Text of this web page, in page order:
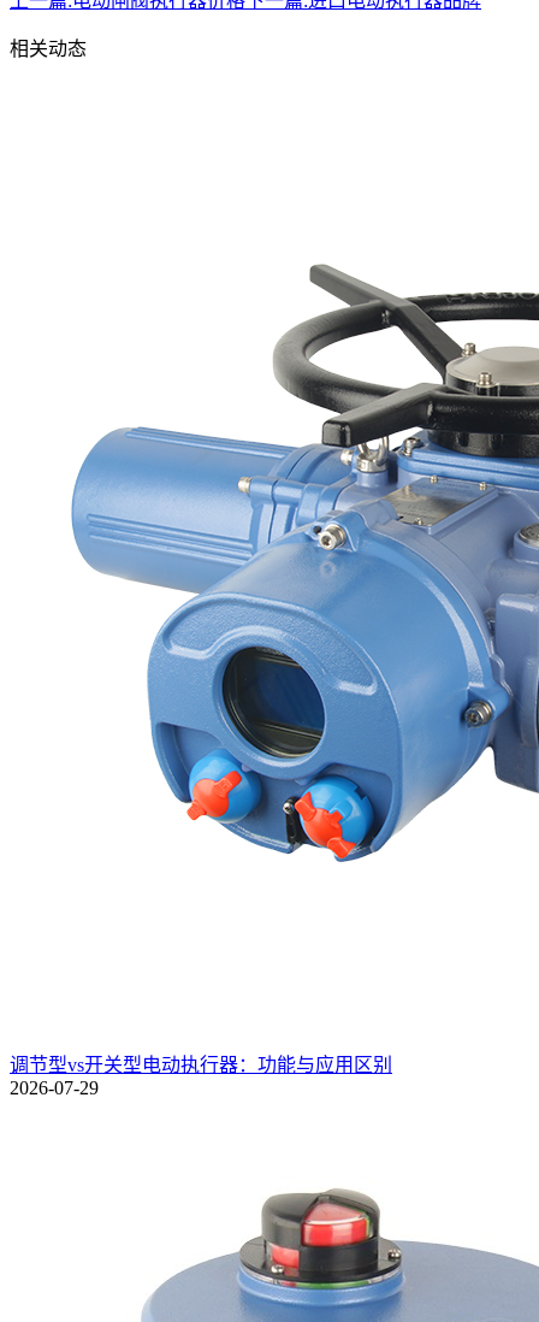
相关动态
调节型vs开关型电动执行器：功能与应用区别
2026-07-29